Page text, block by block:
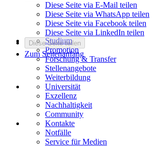
Diese Seite via E-Mail teilen
Diese Seite via WhatsApp teilen
Diese Seite via Facebook teilen
Diese Seite via LinkedIn teilen
Diese Seite teilen
Zum Seitenanfang
Studium
Promotion
Forschung & Transfer
Stellenangebote
Weiterbildung
Universität
Exzellenz
Nachhaltigkeit
Community
Kontakte
Notfälle
Service für Medien